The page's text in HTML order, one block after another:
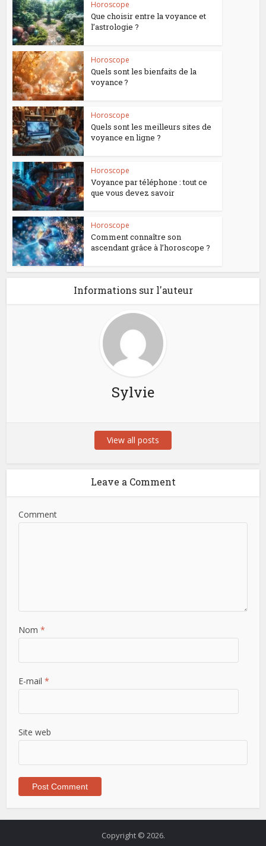
Horoscope
Que choisir entre la voyance et
l’astrologie ?
Horoscope
Quels sont les bienfaits de la
voyance ?
Horoscope
Quels sont les meilleurs sites de
voyance en ligne ?
Horoscope
Voyance par téléphone : tout ce
que vous devez savoir
Horoscope
Comment connaître son
ascendant grâce à l’horoscope ?
Informations sur l'auteur
Sylvie
View all posts
Leave a Comment
Comment
Nom*
E-mail*
Site web
Copyright © 2026.